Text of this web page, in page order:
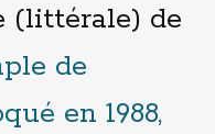
(littérale) de
de
en 1988,